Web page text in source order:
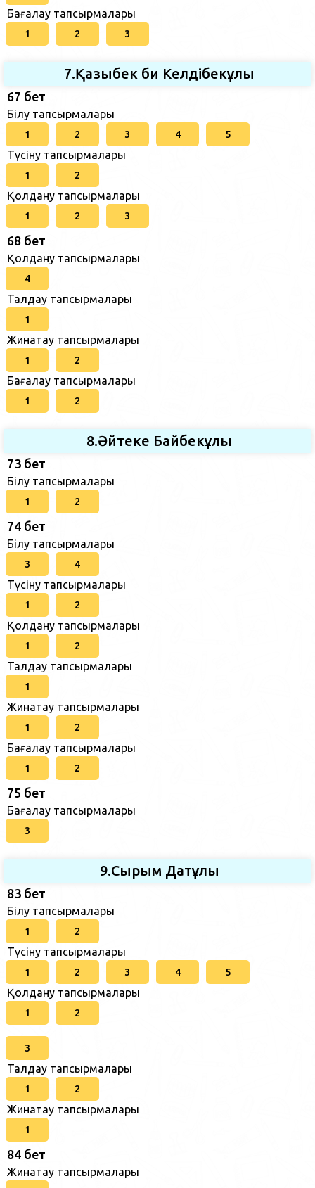
Бағалау тапсырмалары
1 2 3
7.Қазыбек би Келдібекұлы
67 бет
Білу тапсырмалары
1 2 3 4 5
Түсіну тапсырмалары
1 2
Қолдану тапсырмалары
1 2 3
68 бет
Қолдану тапсырмалары
4
Талдау тапсырмалары
1
Жинақтау тапсырмалары
1 2
Бағалау тапсырмалары
1 2
8.Әйтеке Байбекұлы
73 бет
Білу тапсырмалары
1 2
74 бет
Білу тапсырмалары
3 4
Түсіну тапсырмалары
1 2
Қолдану тапсырмалары
1 2
Талдау тапсырмалары
1
Жинақтау тапсырмалары
1 2
Бағалау тапсырмалары
1 2
75 бет
Бағалау тапсырмалары
3
9.Сырым Датұлы
83 бет
Білу тапсырмалары
1 2
Түсіну тапсырмалары
1 2 3 4 5
Қолдану тапсырмалары
1 2
3
Талдау тапсырмалары
1 2
Жинақтау тапсырмалары
1
84 бет
Жинақтау тапсырмалары